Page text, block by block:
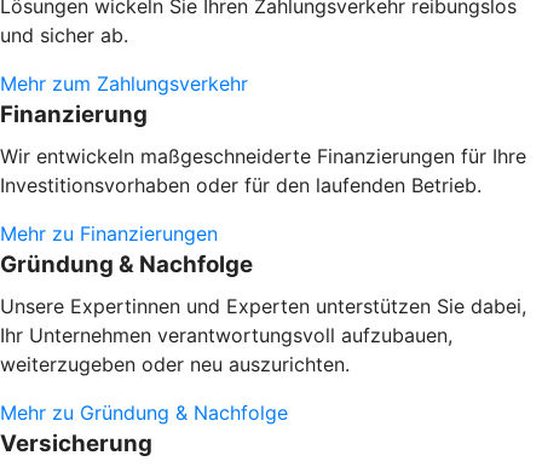
Lösungen wickeln Sie Ihren Zahlungsverkehr reibungslos
und sicher ab.
Mehr zum Zahlungsverkehr
Finanzierung
Wir entwickeln maßgeschneiderte Finanzierungen für Ihre
Investitionsvorhaben oder für den laufenden Betrieb.
Mehr zu Finanzierungen
Gründung & Nachfolge
Unsere Expertinnen und Experten unterstützen Sie dabei,
Ihr Unternehmen verantwortungsvoll aufzubauen,
weiterzugeben oder neu auszurichten.
Mehr zu Gründung & Nachfolge
Versicherung